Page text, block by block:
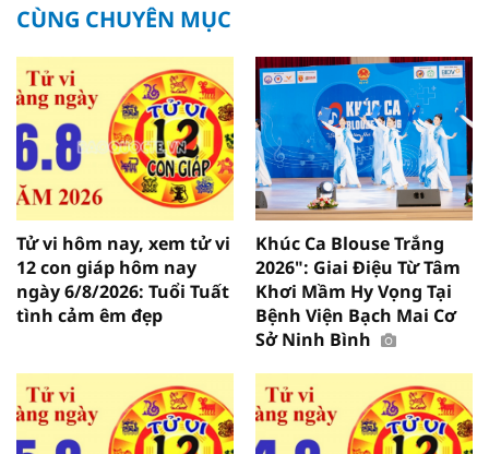
CÙNG CHUYÊN MỤC
Tử vi hôm nay, xem tử vi
12 con giáp hôm nay
ngày 6/8/2026: Tuổi Tuất
tình cảm êm đẹp
Khúc Ca Blouse Trắng
2026": Giai Điệu Từ Tâm
Khơi Mầm Hy Vọng Tại
Bệnh Viện Bạch Mai Cơ
Sở Ninh Bình